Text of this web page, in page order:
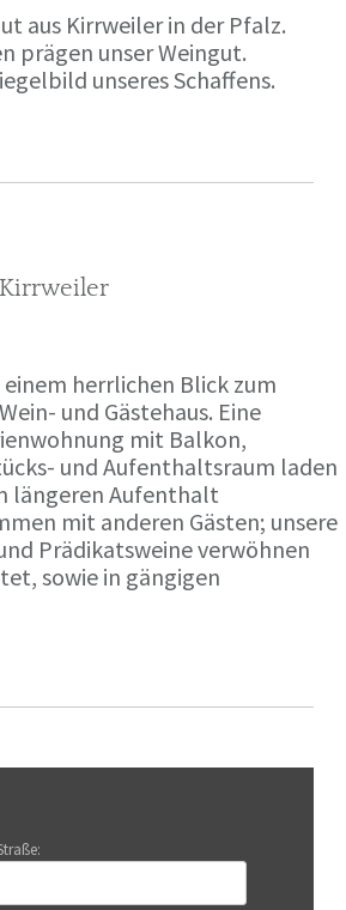
aus Kirrweiler in der Pfalz.
prägen unser Weingut.
unseres Schaffens.
Kirrweiler
herrlichen Blick zum
und Gästehaus. Eine
mit Balkon,
und Aufenthaltsraum laden
längeren Aufenthalt
mit anderen Gästen; unsere
Prädikatsweine verwöhnen
sowie in gängigen